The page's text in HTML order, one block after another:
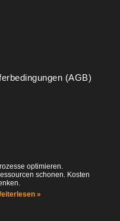
(AGB)
optimieren.
schonen. Kosten
»